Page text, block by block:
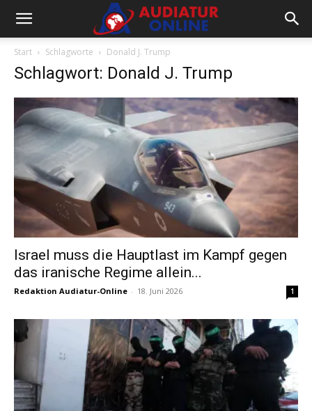
Start Schlagworte Donald J. Trump
Schlagwort: Donald J. Trump
Israel muss die Hauptlast im Kampf gegen
das iranische Regime allein...
Redaktion Audiatur-Online - 18. Juni 2026 1